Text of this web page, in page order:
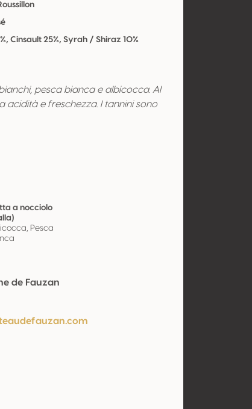
Cinsault 25%, Syrah / Shiraz 10%
pesca bianca e albicocca. Al
e freschezza. I tannini sono
a nocciolo
Pesca
de Fauzan